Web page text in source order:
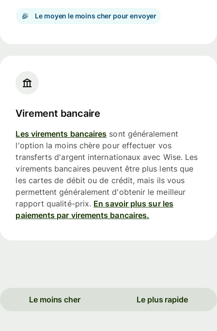
Le moyen le moins cher pour envoyer
Virement bancaire
Les virements bancaires sont généralement
l'option la moins chère pour effectuer vos
transferts d'argent internationaux avec Wise. Les
virements bancaires peuvent être plus lents que
les cartes de débit ou de crédit, mais ils vous
permettent généralement d'obtenir le meilleur
rapport qualité-prix. En savoir plus sur les
paiements par virements bancaires.
Le moins cher Le plus rapide